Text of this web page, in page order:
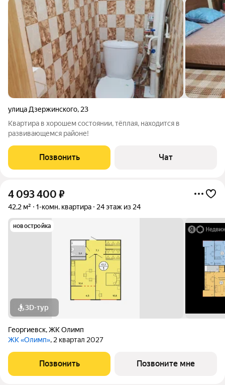
улица Дзержинского, 23
Квартира в хорошем состоянии, тёплая, находится в
развивающемся районе!
Позвонить Чат
4 093 400 ₽
42,2 м² 1-комн. квартира 24 этаж из 24
новостройка
3D-тур
Георгиевск,ЖК Олимп
ЖК «Олимп», 2 квартал 2027
Позвонить Позвоните мне